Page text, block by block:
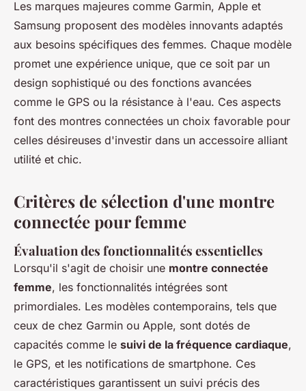
Les marques majeures comme Garmin, Apple et
Samsung proposent des modèles innovants adaptés
aux besoins spécifiques des femmes. Chaque modèle
promet une expérience unique, que ce soit par un
design sophistiqué ou des fonctions avancées
comme le GPS ou la résistance à l'eau. Ces aspects
font des montres connectées un choix favorable pour
celles désireuses d'investir dans un accessoire alliant
utilité et chic.
Critères de sélection d'une montre
connectée pour femme
Évaluation des fonctionnalités essentielles
Lorsqu'il s'agit de choisir une montre connectée
femme, les fonctionnalités intégrées sont
primordiales. Les modèles contemporains, tels que
ceux de chez Garmin ou Apple, sont dotés de
capacités comme le suivi de la fréquence cardiaque,
le GPS, et les notifications de smartphone. Ces
caractéristiques garantissent un suivi précis des